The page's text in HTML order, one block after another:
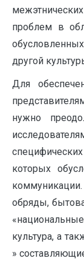
проблем в
другой
Для
нужно
которых
обряды,
культура, а
»